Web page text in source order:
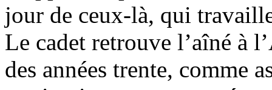
jour de ceux-là, qui
Le cadet retrouve l’aîné à
des années trente, comme